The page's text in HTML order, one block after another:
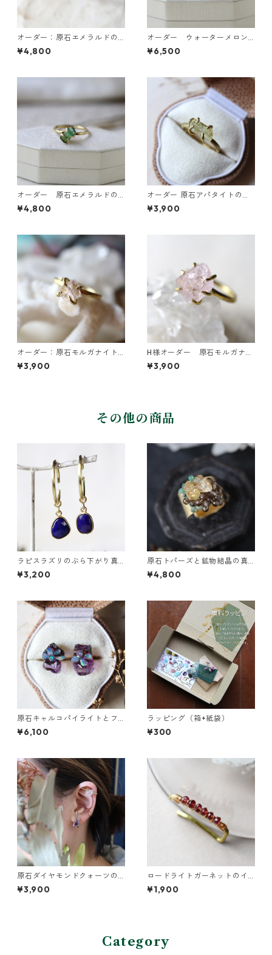
オーダー：原石エメラルドの
イヤーカフ/リング
¥4,800
オーダー ウォーターメロン
トルマリンのピアス・デュモ
ルチライトインクォーツのリ
¥6,500
オーダー 原石エメラルドの
リング
¥4,800
オーダー 原石アパタイトのイ
ヤーカフ/リング
¥3,900
オーダー：原石モルガナイト
のイヤーカフ
¥3,900
H様オーダー 原石モルガナイ
トのイヤーカフ
¥3,900
その他の商品
ラピスラズリのぶら下がり真
鍮イヤーカフ
¥3,200
原石トパーズと鉱物結晶の真
鍮幅広イヤーカフ
¥4,800
原石キャルコパイライトとフ
ローライトのプチピアス
¥6,100
ラッピング（箱+紙袋）
¥300
原石ダイヤモンドクォーツの
イヤーカフ（インダストリア
ル風）
¥3,900
ロードライトガーネットのイ
ヤーカフ（インダストリアル
風）
¥1,900
Category